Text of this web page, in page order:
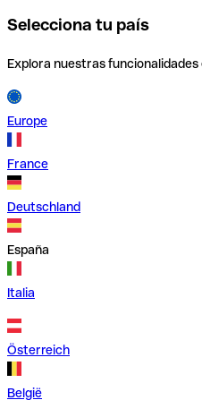
Selecciona tu país
Explora nuestras
Europe
France
Deutschland
España
Italia
Österreich
België